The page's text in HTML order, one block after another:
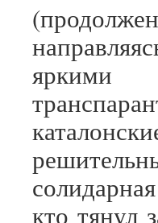
кто тянул